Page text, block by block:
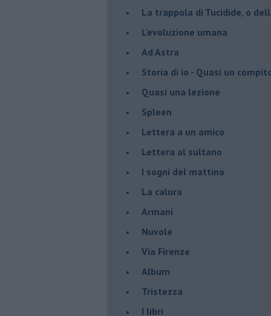
La trappola di Tucidide, o
L'evoluzione umana
Ad Astra
Storia di io - Quasi un
Quasi una lezione
Spleen
Lettera a un amico
Lettera al sultano
I sogni del mattino
La calura
Armani
Nuvole
Via Firenze
Album
Tristezza
I libri